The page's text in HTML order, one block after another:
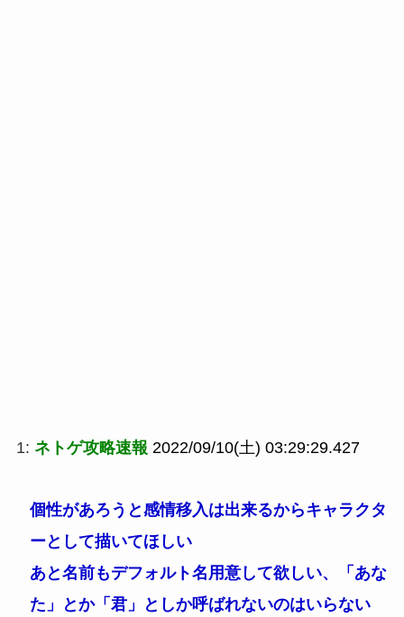
1: ネトゲ攻略速報 2022/09/10(土) 03:29:29.427
個性があろうと感情移入は出来るからキャラクタ
ーとして描いてほしい
あと名前もデフォルト名用意して欲しい、「あな
た」とか「君」としか呼ばれないのはいらない